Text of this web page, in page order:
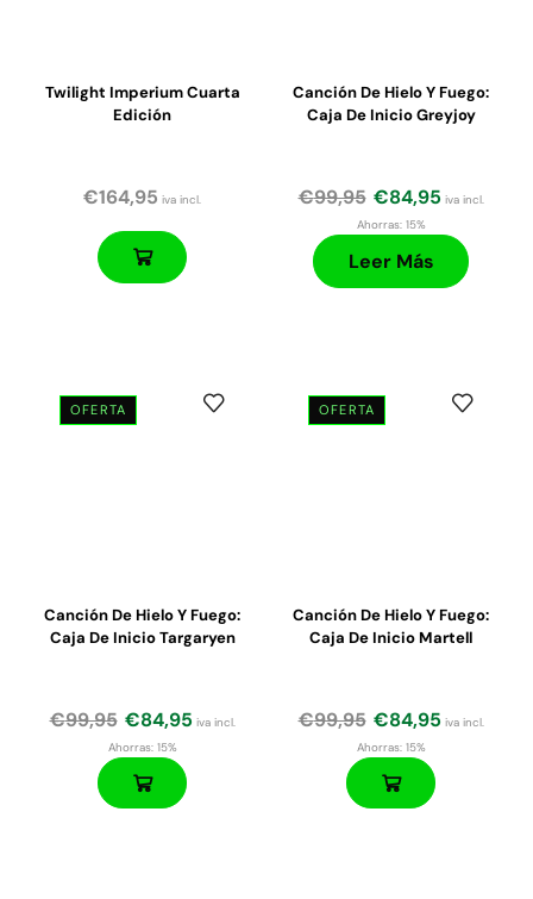
Twilight Imperium Cuarta
Edición
€164,95 iva incl.
Canción De Hielo Y Fuego:
Caja De Inicio Greyjoy
€99,95 €84,95 iva incl.
Ahorras:15%
Leer Más
OFERTA
Canción De Hielo Y Fuego:
Caja De Inicio Targaryen
€99,95 €84,95 iva incl.
Ahorras:15%
OFERTA
Canción De Hielo Y Fuego:
Caja De Inicio Martell
€99,95 €84,95 iva incl.
Ahorras:15%